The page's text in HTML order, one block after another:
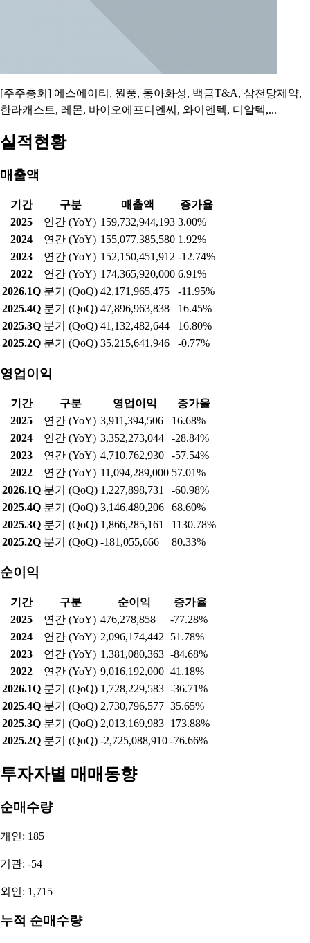
[주주총회] 에스에이티, 원풍, 동아화성, 백금T&A, 삼천당제약,
한라캐스트, 레몬, 바이오에프디엔씨, 와이엔텍, 디알텍,...
실적현황
매출액
기간 구분 매출액
증가율
2025
연간 (YoY) 159,732,944,193 3.00%
2024
연간 (YoY) 155,077,385,580 1.92%
2023
연간 (YoY) 152,150,451,912 -12.74%
2022
연간 (YoY) 174,365,920,000 6.91%
2026.1Q 분기 (QoQ) 42,171,965,475
-11.95%
2025.4Q 분기 (QoQ) 47,896,963,838
16.45%
2025.3Q 분기 (QoQ) 41,132,482,644
16.80%
2025.2Q 분기 (QoQ) 35,215,641,946 -0.77%
영업이익
기간 구분 영업이익
증가율
2025
연간 (YoY) 3,911,394,506
16.68%
2024
연간 (YoY) 3,352,273,044
-28.84%
2023
연간 (YoY) 4,710,762,930
-57.54%
2022
연간 (YoY) 11,094,289,000 57.01%
2026.1Q 분기 (QoQ) 1,227,898,731
-60.98%
2025.4Q 분기 (QoQ) 3,146,480,206
68.60%
2025.3Q 분기 (QoQ) 1,866,285,161
1130.78%
2025.2Q 분기 (QoQ) -181,055,666 80.33%
순이익
기간 구분 순이익
증가율
2025
연간 (YoY) 476,278,858
-77.28%
2024
연간 (YoY) 2,096,174,442
51.78%
2023
연간 (YoY) 1,381,080,363 -84.68%
2022
연간 (YoY) 9,016,192,000 41.18%
2026.1Q 분기 (QoQ) 1,728,229,583 -36.71%
2025.4Q 분기 (QoQ) 2,730,796,577 35.65%
2025.3Q 분기 (QoQ) 2,013,169,983 173.88%
2025.2Q 분기 (QoQ) -2,725,088,910 -76.66%
투자자별 매매동향
순매수량
개인: 185
기관: -54
외인: 1,715
누적 순매수량